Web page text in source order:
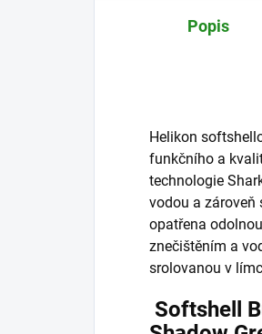
Popis
Helikon
funkčního a
technologie
vodou a zároveň
opatřena
znečištěním a
srolovanou v
Softshell